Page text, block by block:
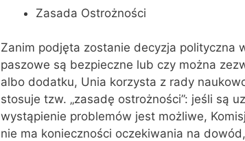
Zasada Ostrożności
Zanim podjęta zostanie decyzja polityczna
paszowe są bezpieczne lub czy można
albo dodatku, Unia korzysta z rady
stosuje tzw. „zasadę ostrożności”: jeśli są
wystąpienie problemów jest możliwe,
nie ma konieczności oczekiwania na